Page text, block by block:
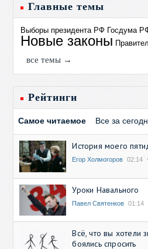
Главные темы
Выборы президента РФ Госдума
Новые законы
все темы →
Рейтинги
Самое читаемое Все за
История моего
Егор Холмогоров 02:14
Уроки Навального
Павел Святенков 01:14
Всё, что вы хотели
боялись спросить